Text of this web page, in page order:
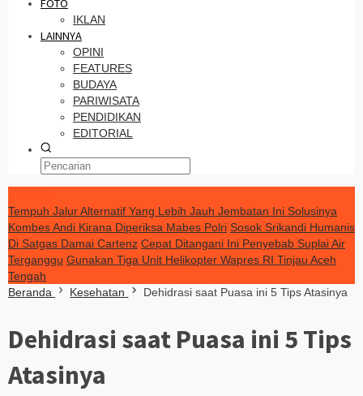
FOTO
IKLAN
LAINNYA
OPINI
FEATURES
BUDAYA
PARIWISATA
PENDIDIKAN
EDITORIAL
Tempuh Jalur Alternatif Yang Lebih Jauh Jembatan Ini Solusinya
Kombes Andi Kirana Diperiksa Mabes Polri Sosok Srikandi Humanis
Di Satgas Damai Cartenz Cepat Ditangani Ini Penyebab Suplai Air
Terganggu Gunakan Tiga Unit Helikopter Wapres RI Tinjau Aceh
Tengah
Beranda
Kesehatan Dehidrasi saat Puasa ini 5 Tips Atasinya
Dehidrasi saat Puasa ini 5 Tips
Atasinya